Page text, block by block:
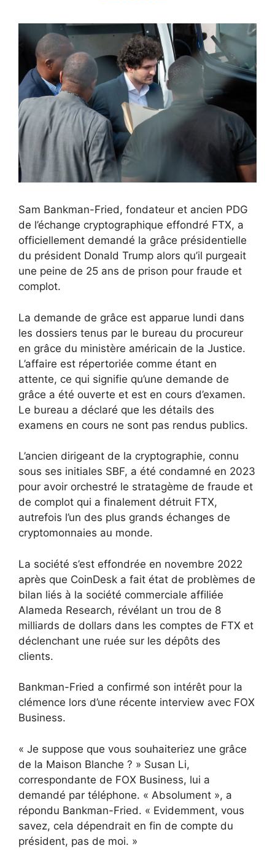
Sam Bankman-Fried, fondateur et ancien PDG
de l’échange cryptographique effondré FTX, a
officiellement demandé la grâce présidentielle
du président Donald Trump alors qu’il purgeait
une peine de 25 ans de prison pour fraude et
complot.
La demande de grâce est apparue lundi dans
les dossiers tenus par le bureau du procureur
en grâce du ministère américain de la Justice.
L’affaire est répertoriée comme étant en
attente, ce qui signifie qu’une demande de
grâce a été ouverte et est en cours d’examen.
Le bureau a déclaré que les détails des
examens en cours ne sont pas rendus publics.
L’ancien dirigeant de la cryptographie, connu
sous ses initiales SBF, a été condamné en 2023
pour avoir orchestré le stratagème de fraude et
de complot qui a finalement détruit FTX,
autrefois l’un des plus grands échanges de
cryptomonnaies au monde.
La société s’est effondrée en novembre 2022
après que CoinDesk a fait état de problèmes de
bilan liés à la société commerciale affiliée
Alameda Research, révélant un trou de 8
milliards de dollars dans les comptes de FTX et
déclenchant une ruée sur les dépôts des
clients.
Bankman-Fried a confirmé son intérêt pour la
clémence lors d’une récente interview avec FOX
Business.
« Je suppose que vous souhaiteriez une grâce
de la Maison Blanche ? » Susan Li,
correspondante de FOX Business, lui a
demandé par téléphone. « Absolument », a
répondu Bankman-Fried. « Evidemment, vous
savez, cela dépendrait en fin de compte du
président, pas de moi. »